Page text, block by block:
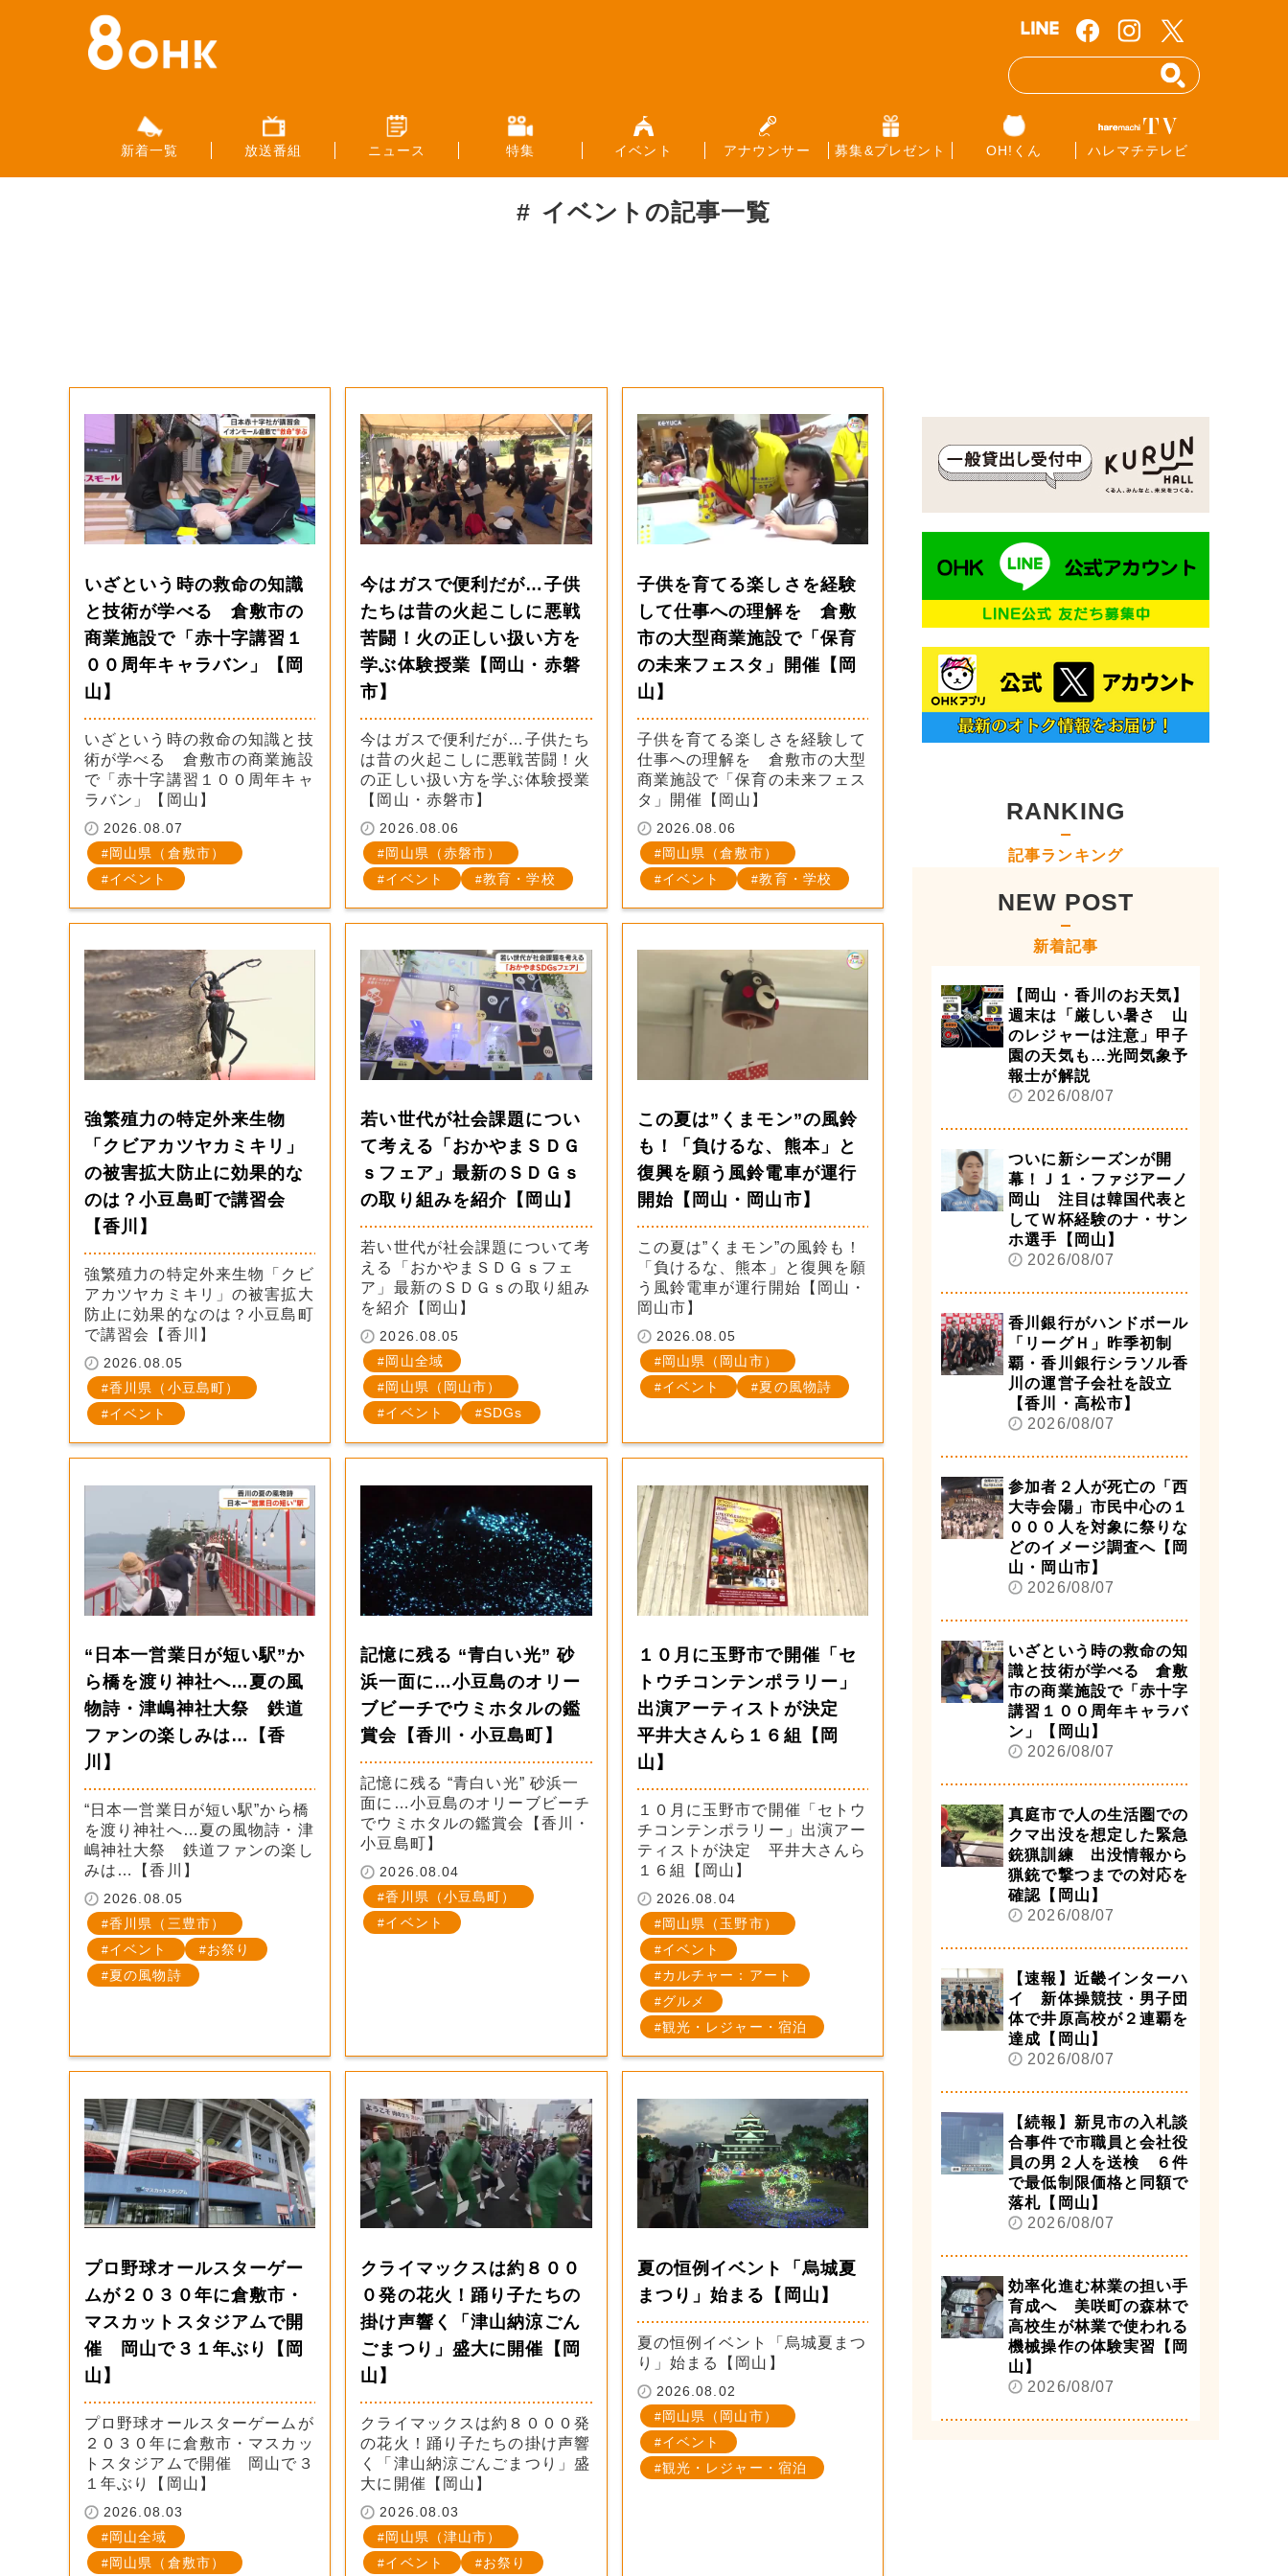
新着一覧 放送番組 ニュース 特集 イベント アナウンサー 募集&プレゼント OH!くん ハレマチテレビ
イベント の記事一覧
いざという時の救命の知識
と技術が学べる 倉敷市の
商業施設で「赤十字講習１
００周年キャラバン」【岡
山】
いざという時の救命の知識と技
術が学べる 倉敷市の商業施設
で「赤十字講習１００周年キャ
ラバン」【岡山】
2026.08.07
岡山県（倉敷市）
イベント
今はガスで便利だが…子供
たちは昔の火起こしに悪戦
苦闘！火の正しい扱い方を
学ぶ体験授業【岡山・赤磐
市】
今はガスで便利だが…子供たち
は昔の火起こしに悪戦苦闘！火
の正しい扱い方を学ぶ体験授業
【岡山・赤磐市】
2026.08.06
岡山県（赤磐市）
イベント
教育・学校
子供を育てる楽しさを経験
して仕事への理解を 倉敷
市の大型商業施設で「保育
の未来フェスタ」開催【岡
山】
子供を育てる楽しさを経験して
仕事への理解を 倉敷市の大型
商業施設で「保育の未来フェス
タ」開催【岡山】
2026.08.06
岡山県（倉敷市）
イベント
教育・学校
強繁殖力の特定外来生物
「クビアカツヤカミキリ」
の被害拡大防止に効果的な
のは？小豆島町で講習会
【香川】
強繁殖力の特定外来生物「クビ
アカツヤカミキリ」の被害拡大
防止に効果的なのは？小豆島町
で講習会【香川】
2026.08.05
香川県（小豆島町）
イベント
若い世代が社会課題につい
て考える「おかやまＳＤＧ
ｓフェア」最新のＳＤＧｓ
の取り組みを紹介【岡山】
若い世代が社会課題について考
える「おかやまＳＤＧｓフェ
ア」最新のＳＤＧｓの取り組み
を紹介【岡山】
2026.08.05
岡山全域
岡山県（岡山市）
イベント
SDGs
この夏は”くまモン”の風鈴
も！「負けるな、熊本」と
復興を願う風鈴電車が運行
開始【岡山・岡山市】
この夏は”くまモン”の風鈴も！
「負けるな、熊本」と復興を願
う風鈴電車が運行開始【岡山・
岡山市】
2026.08.05
岡山県（岡山市）
イベント
夏の風物詩
“日本一営業日が短い駅”か
ら橋を渡り神社へ…夏の風
物詩・津嶋神社大祭 鉄道
ファンの楽しみは…【香
川】
“日本一営業日が短い駅”から橋
を渡り神社へ…夏の風物詩・津
嶋神社大祭 鉄道ファンの楽し
みは…【香川】
2026.08.05
香川県（三豊市）
イベント
お祭り
夏の風物詩
記憶に残る “青白い光” 砂
浜一面に…小豆島のオリー
ブビーチでウミホタルの鑑
賞会【香川・小豆島町】
記憶に残る “青白い光” 砂浜一
面に…小豆島のオリーブビーチ
でウミホタルの鑑賞会【香川・
小豆島町】
2026.08.04
香川県（小豆島町）
イベント
１０月に玉野市で開催「セ
トウチコンテンポラリー」
出演アーティストが決定
平井大さんら１６組【岡
山】
１０月に玉野市で開催「セトウ
チコンテンポラリー」出演アー
ティストが決定 平井大さんら
１６組【岡山】
2026.08.04
岡山県（玉野市）
イベント
カルチャー：アート
グルメ
観光・レジャー・宿泊
プロ野球オールスターゲー
ムが２０３０年に倉敷市・
マスカットスタジアムで開
催 岡山で３１年ぶり【岡
山】
プロ野球オールスターゲームが
２０３０年に倉敷市・マスカッ
トスタジアムで開催 岡山で３
１年ぶり【岡山】
2026.08.03
岡山全域
岡山県（倉敷市）
クライマックスは約８００
０発の花火！踊り子たちの
掛け声響く「津山納涼ごん
ごまつり」盛大に開催【岡
山】
クライマックスは約８０００発
の花火！踊り子たちの掛け声響
く「津山納涼ごんごまつり」盛
大に開催【岡山】
2026.08.03
岡山県（津山市）
イベント
お祭り
夏の恒例イベント「烏城夏
まつり」始まる【岡山】
夏の恒例イベント「烏城夏まつ
り」始まる【岡山】
2026.08.02
岡山県（岡山市）
イベント
観光・レジャー・宿泊
RANKING
記事ランキング
NEW POST
新着記事
【岡山・香川のお天気】
週末は「厳しい暑さ 山
のレジャーは注意」甲子
園の天気も…光岡気象予
報士が解説
2026/08/07
ついに新シーズンが開
幕！Ｊ１・ファジアーノ
岡山 注目は韓国代表と
してＷ杯経験のナ・サン
ホ選手【岡山】
2026/08/07
香川銀行がハンドボール
「リーグＨ」昨季初制
覇・香川銀行シラソル香
川の運営子会社を設立
【香川・高松市】
2026/08/07
参加者２人が死亡の「西
大寺会陽」市民中心の１
０００人を対象に祭りな
どのイメージ調査へ【岡
山・岡山市】
2026/08/07
いざという時の救命の知
識と技術が学べる 倉敷
市の商業施設で「赤十字
講習１００周年キャラバ
ン」【岡山】
2026/08/07
真庭市で人の生活圏での
クマ出没を想定した緊急
銃猟訓練 出没情報から
猟銃で撃つまでの対応を
確認【岡山】
2026/08/07
【速報】近畿インターハ
イ 新体操競技・男子団
体で井原高校が２連覇を
達成【岡山】
2026/08/07
【続報】新見市の入札談
合事件で市職員と会社役
員の男２人を送検 ６件
で最低制限価格と同額で
落札【岡山】
2026/08/07
効率化進む林業の担い手
育成へ 美咲町の森林で
高校生が林業で使われる
機械操作の体験実習【岡
山】
2026/08/07